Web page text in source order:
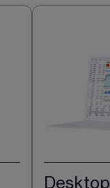
Desktop